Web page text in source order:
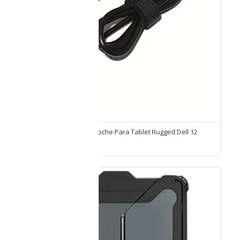
Cargador Automático De Coche Para Tablet Rugged Dell 12